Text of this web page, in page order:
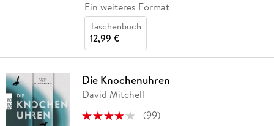
Ein weiteres Format
Taschenbuch
12,99 €
Die Knochenuhren
David Mitchell
(99)